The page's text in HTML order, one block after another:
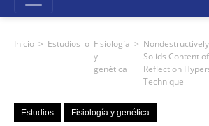
Inicio > Estudios o Fisiología
y
genética
>
Solids Content
Reflection
Technique
Estudios Fisiología y genética